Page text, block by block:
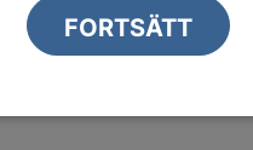
FORTSÄTT